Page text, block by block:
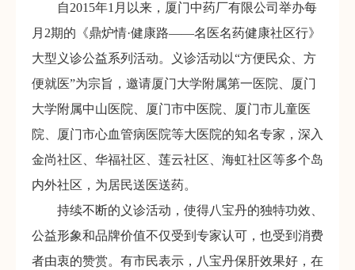
自2015年1月以来，厦门中药厂有限公司举办每
月2期的《鼎炉情·健康路——名医名药健康社区行》
大型义诊公益系列活动。义诊活动以“方便民众、方
便就医”为宗旨，邀请厦门大学附属第一医院、厦门
大学附属中山医院、厦门市中医院、厦门市儿童医
院、厦门市心血管病医院等大医院的知名专家，深入
金尚社区、华福社区、莲云社区、海虹社区等多个岛
内外社区，为居民送医送药。
持续不断的义诊活动，使得八宝丹的独特功效、
公益形象和品牌价值不仅受到专家认可，也受到消费
者由衷的赞赏。有市民表示，八宝丹保肝效果好，在